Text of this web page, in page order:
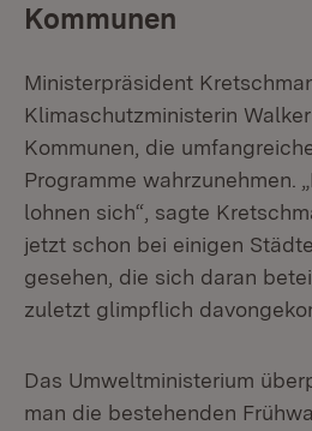
Kommunen
Ministerpräsident
Klimaschutzministerin
Kommunen, die
Programme wahrzunehmen.
lohnen sich“, sagte
jetzt schon bei einigen
gesehen, die sich daran
zuletzt glimpflich
Das Umweltministerium
man die bestehenden